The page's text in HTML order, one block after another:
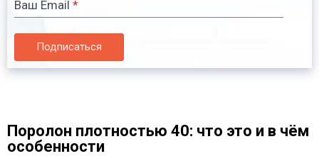
Ваш Email *
Подписаться
Поролон плотностью 40: что это и в чём
особенности